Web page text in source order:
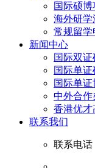
国际硕博
海外研学
常规留学
新闻中心
国际双证
国际单证
国际单证
中外合作
香港优才
联系我们
联系电话